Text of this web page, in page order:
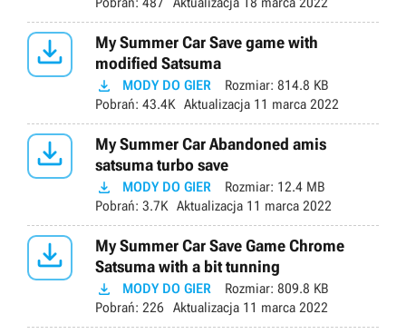

My Summer Car Save game with
modified Satsuma
 MODY DO GIER Rozmiar: 814.8 KB
Pobrań: 43.4K Aktualizacja 11 marca 2022

My Summer Car Abandoned amis
satsuma turbo save
 MODY DO GIER Rozmiar: 12.4 MB
Pobrań: 3.7K Aktualizacja 11 marca 2022

My Summer Car Save Game Chrome
Satsuma with a bit tunning
 MODY DO GIER Rozmiar: 809.8 KB
Pobrań: 226 Aktualizacja 11 marca 2022